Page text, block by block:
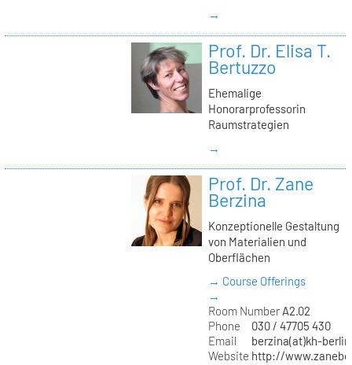
→
Prof. Dr. Elisa T.
Bertuzzo
Ehemalige
Honorarprofessorin
Raumstrategien
→
Prof. Dr. Zane
Berzina
Konzeptionelle Gestaltung
von Materialien und
Oberflächen
→ Course Offerings
→
Room NumberA2.02
Phone
030 / 47705 430
Email
berzina(at)kh-
Website http://